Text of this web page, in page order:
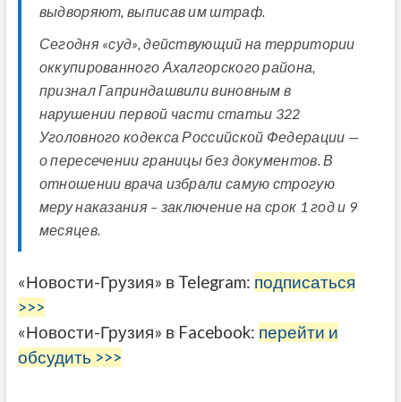
выдворяют, выписав им штраф.
Сегодня «суд», действующий на территории
оккупированного Ахалгорского района,
признал Гаприндашвили виновным в
нарушении первой части статьи 322
Уголовного кодекса Российской Федерации —
о пересечении границы без документов. В
отношении врача избрали самую строгую
меру наказания – заключение на срок 1 год и 9
месяцев.
«Новости-Грузия» в Telegram: подписаться
>>>
«Новости-Грузия» в Facebook: перейти и
обсудить >>>